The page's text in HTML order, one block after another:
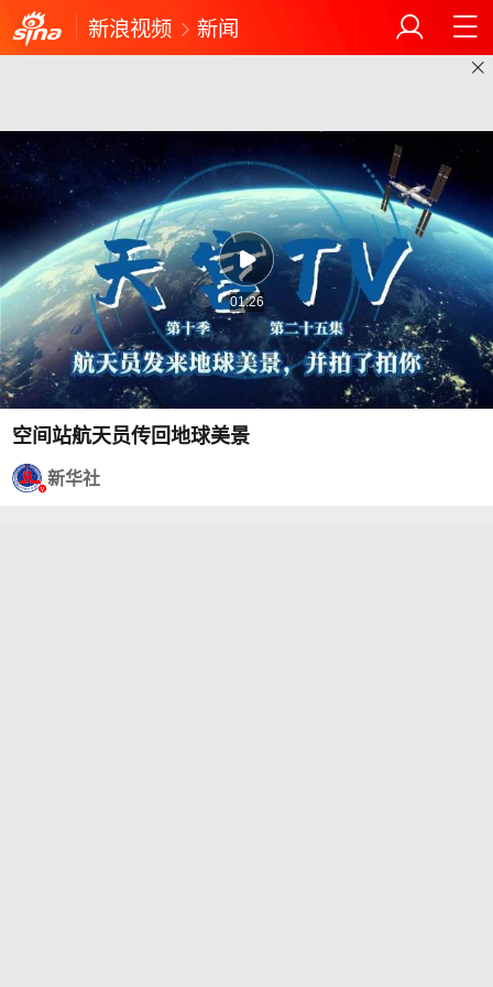
新浪视频 新闻
01:26
空间站航天员传回地球美景
新华社